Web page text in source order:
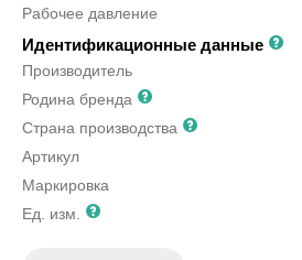
Рабочее давление
Идентификационные данные
Производитель
Родина бренда
Страна производства
Артикул
Маркировка
Ед. изм.